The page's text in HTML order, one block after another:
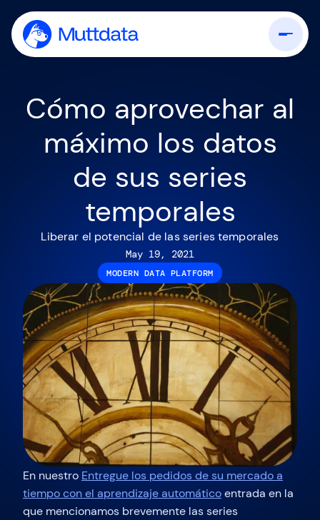
Cómo aprovechar al
máximo los datos
de sus series
temporales
Liberar el potencial de las series temporales
May 19, 2021
MODERN DATA PLATFORM
En nuestro Entregue los pedidos de su mercado a
tiempo con el aprendizaje automáticoentrada en la
que mencionamos brevemente las series